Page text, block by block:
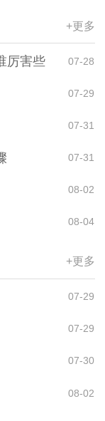
+更多
厉害些 07-28
07-29
07-31
07-31
08-02
08-04
+更多
07-29
07-29
07-30
08-02